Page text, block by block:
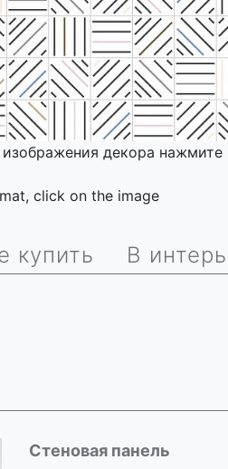
декора нажмите
click on the image
купить В
Стеновая панель